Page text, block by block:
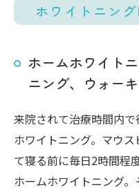
ホワイトニン
ホームホワイト
ニング、ウォー
来院されて治療時間内
ホワイトニング。マウ
て寝る前に毎日2時間程
ホームホワイトニング。